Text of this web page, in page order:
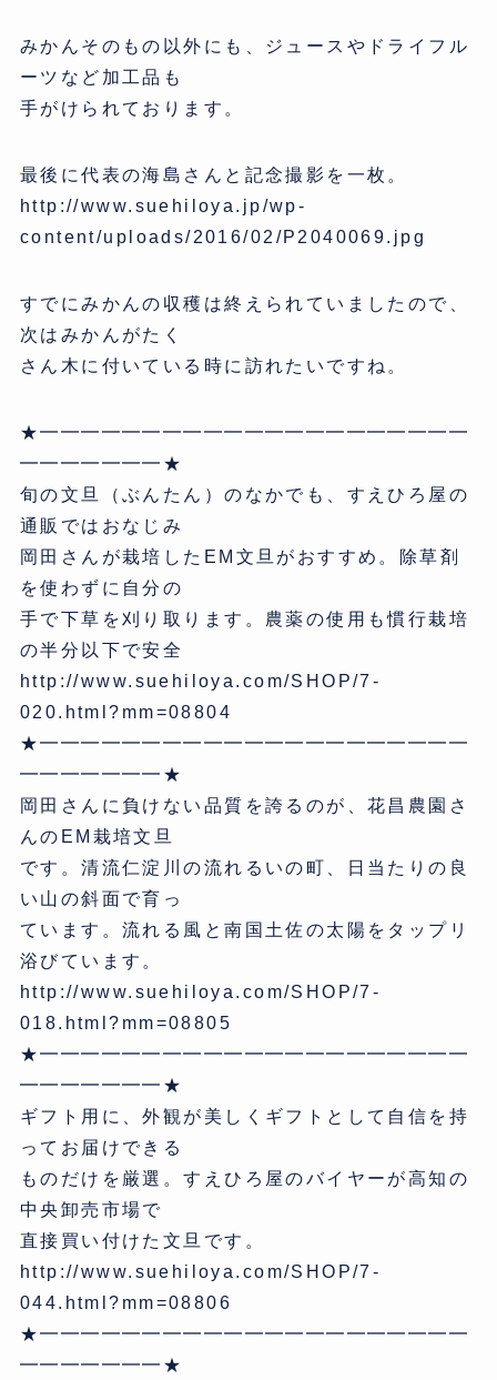
みかんそのもの以外にも、ジュースやドライフル
ーツなど加工品も
手がけられております。
最後に代表の海島さんと記念撮影を一枚。
http://www.suehiloya.jp/wp-
content/uploads/2016/02/P2040069.jpg
すでにみかんの収穫は終えられていましたので、
次はみかんがたく
さん木に付いている時に訪れたいですね。
★━━━━━━━━━━━━━━━━━━━━━
━━━━━━━★
旬の文旦（ぶんたん）のなかでも、すえひろ屋の
通販ではおなじみ
岡田さんが栽培したEM文旦がおすすめ。除草剤
を使わずに自分の
手で下草を刈り取ります。農薬の使用も慣行栽培
の半分以下で安全
http://www.suehiloya.com/SHOP/7-
020.html?mm=08804
★━━━━━━━━━━━━━━━━━━━━━
━━━━━━━★
岡田さんに負けない品質を誇るのが、花昌農園さ
んのEM栽培文旦
です。清流仁淀川の流れるいの町、日当たりの良
い山の斜面で育っ
ています。流れる風と南国土佐の太陽をタップリ
浴びています。
http://www.suehiloya.com/SHOP/7-
018.html?mm=08805
★━━━━━━━━━━━━━━━━━━━━━
━━━━━━━★
ギフト用に、外観が美しくギフトとして自信を持
ってお届けできる
ものだけを厳選。すえひろ屋のバイヤーが高知の
中央卸売市場で
直接買い付けた文旦です。
http://www.suehiloya.com/SHOP/7-
044.html?mm=08806
★━━━━━━━━━━━━━━━━━━━━━
━━━━━━━★